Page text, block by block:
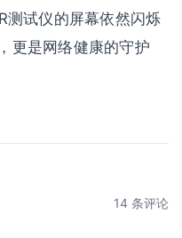
测试仪的屏幕依然闪烁
是网络健康的守护
14 条评论